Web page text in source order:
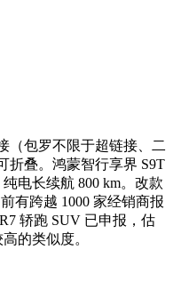
（包罗不限于超链接、二
折叠。鸿蒙智行享界 S9T
电长续航 800 km。改款
有跨越 1000 家经销商报
轿跑 SUV 已申报，估
的类似度。